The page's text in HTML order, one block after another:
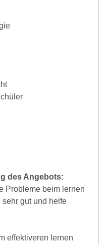
des Angebots:
Probleme beim lernen
sehr gut und helfe
effektiveren lernen